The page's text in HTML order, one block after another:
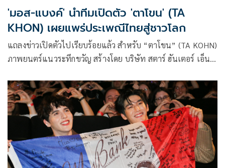
'มอส-แบงค์' นำทีมเปิดตัว 'ตาโขน' (TA
KHON) เผยแพร่ประเพณีไทยสู่ชาวโลก
แถลงข่าวเปิดตัวไปเรียบร้อยแล้ว สำหรับ “ตาโขน” (TA KOHN)
ภาพยนตร์แนวระทึกขวัญ สร้างโดย บริษัท สตาร์ ฮันเตอร์ เอ็น
(ททท) สำนักงานจังหวัดเลย